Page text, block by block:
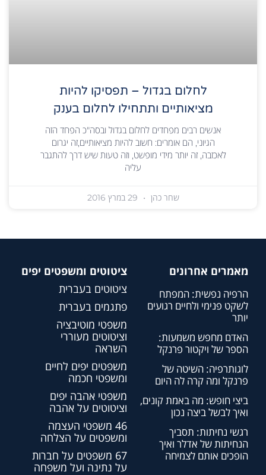
לחלום בגדול – תפסיקו להיות
מציאותיים ותתחילו לחלום בענק
אנשים רבים מפחדים לחלום בגדול ובסה"כ הפחד הזה
הגיוני, הם אומרים: חשוב להיות מציאותיים,זה יגרום
לאכזבה, זה יותר מידי מופשט, וזה טעות שיש דרך להתגבר
עליה
שחר כהן
מאמרים אחרונים
הרפיה נפשית: המפתח
לשקט פנימי ולחיים רגועים
יותר
האדם מחפש משמעות:
הספר של ויקטור פרנקל
לוגותרפיה: השיטה של
פרנקל ומה קרה לה היום
ביצי חופש: מה באמת קונים,
ואיך לבשל ביצה נכון
רגשי נחיתות: תסביך
הנחיתות של אדלר ואיך
הופכים אותם לצמיחה
ציטוטים ומשפטים יפים
ציטוטים בעברית
פתגמים בעברית
משפטי מוטיבציה
וציטוטים מעוררי
השראה
משפטים יפים לחיים
ומשפטי חכמה
משפטי אהבה יפים
וציטוטים על אהבה
46 משפטי העצמה
ומשפטים על הצלחה
67 משפטים על חברות
על נתינה ועל משפחה